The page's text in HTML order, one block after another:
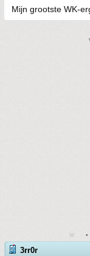
Mijn grootste WK-
3rr0r